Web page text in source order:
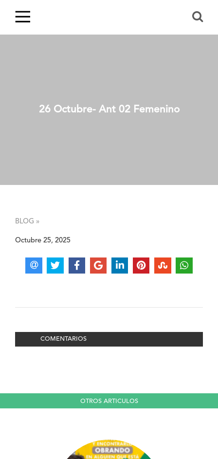
26 Octubre- Ant 02 Femenino
BLOG »
Octubre 25, 2025
COMENTARIOS
OTROS ARTICULOS